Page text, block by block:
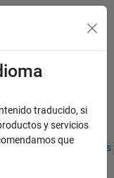
locales
traducido, si
y servicios
que